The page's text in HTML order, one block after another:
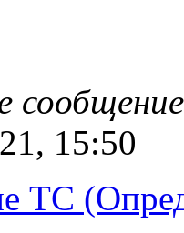
15:50
ТС